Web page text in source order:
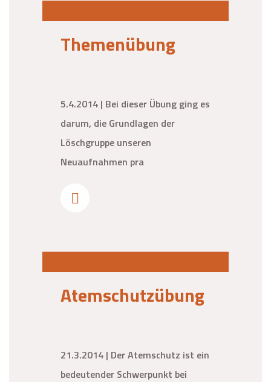
Themenübung
5.4.2014 | Bei dieser Übung ging es
darum, die Grundlagen der
Löschgruppe unseren
Neuaufnahmen pra
Atemschutzübung
21.3.2014 | Der Atemschutz ist ein
bedeutender Schwerpunkt bei